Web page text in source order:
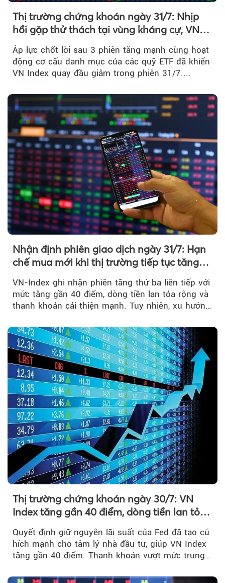
Thị trường chứng khoán ngày 31/7: Nhịp
hồi gặp thử thách tại vùng kháng cự, VN
Index giảm gần 9 điểm trong phiên cuối...
Áp lực chốt lời sau 3 phiên tăng mạnh cùng hoạt
động cơ cấu danh mục của các quỹ ETF đã khiến
VN Index quay đầu giảm trong phiên 31/7....
Nhận định phiên giao dịch ngày 31/7: Hạn
chế mua mới khi thị trường tiếp tục tăng
VN-Index ghi nhận phiên tăng thứ ba liên tiếp với
mức tăng gần 40 điểm, dòng tiền lan tỏa rộng và
thanh khoản cải thiện mạnh. Tuy nhiên, xu hướng
Thị trường chứng khoán ngày 30/7: VN
Index tăng gần 40 điểm, dòng tiền lan tỏa
Quyết định giữ nguyên lãi suất của Fed đã tạo cú
hích mạnh cho tâm lý nhà đầu tư, giúp VN Index
tăng gần 40 điểm. Thanh khoản vượt mức trung